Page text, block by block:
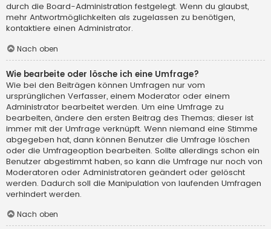
durch die Board-Administration festgelegt. Wenn du glaubst,
mehr Antwortmöglichkeiten als zugelassen zu benötigen,
kontaktiere einen Administrator.
Nach oben
Wie bearbeite oder lösche ich eine Umfrage?
Wie bei den Beiträgen können Umfragen nur vom
ursprünglichen Verfasser, einem Moderator oder einem
Administrator bearbeitet werden. Um eine Umfrage zu
bearbeiten, ändere den ersten Beitrag des Themas; dieser ist
immer mit der Umfrage verknüpft. Wenn niemand eine Stimme
abgegeben hat, dann können Benutzer die Umfrage löschen
oder die Umfrageoption bearbeiten. Sollte allerdings schon ein
Benutzer abgestimmt haben, so kann die Umfrage nur noch von
Moderatoren oder Administratoren geändert oder gelöscht
werden. Dadurch soll die Manipulation von laufenden Umfragen
verhindert werden.
Nach oben